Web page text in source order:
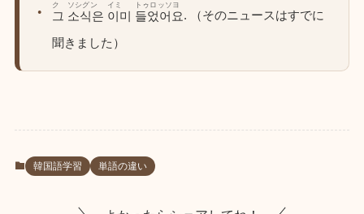
그
ク
소식은
ソシグン
이미
イミ
들었어요
トゥロッソヨ
. （そのニュースはすでに
聞きました）
韓国語学習 単語の違い